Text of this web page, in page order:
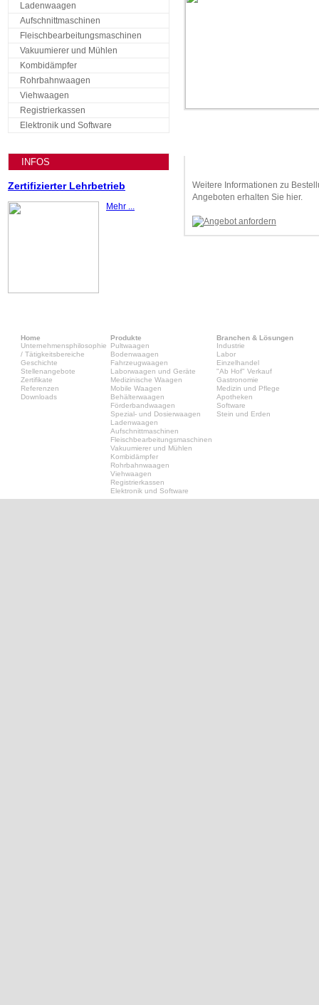
Ladenwaagen
Aufschnittmaschinen
Fleischbearbeitungsmaschinen
Vakuumierer und Mühlen
Kombidämpfer
Rohrbahnwaagen
Viehwaagen
Registrierkassen
Elektronik und Software
INFOS
Zertifizierter Lehrbetrieb
Mehr ...
Weitere Informationen zu
Angeboten erhalten Sie hier.
Home
Unternehmensphilosophie
/ Tätigkeitsbereiche
Geschichte
Stellenangebote
Zertifikate
Referenzen
Downloads
Produkte
Pultwaagen
Bodenwaagen
Fahrzeugwaagen
Laborwaagen und Geräte
Medizinische Waagen
Mobile Waagen
Behälterwaagen
Förderbandwaagen
Spezial- und Dosierwaagen
Ladenwaagen
Aufschnittmaschinen
Fleischbearbeitungsmaschinen
Vakuumierer und Mühlen
Kombidämpfer
Rohrbahnwaagen
Viehwaagen
Registrierkassen
Elektronik und Software
Branchen & Lösungen
Industrie
Labor
Einzelhandel
"Ab Hof" Verkauf
Gastronomie
Medizin und Pflege
Apotheken
Software
Stein und Erden